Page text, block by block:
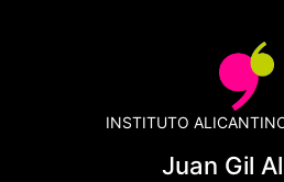
INSTITUTO
Juan Gil